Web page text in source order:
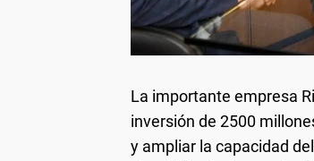
La importante empresa
inversión de 2500
y ampliar la capacidad